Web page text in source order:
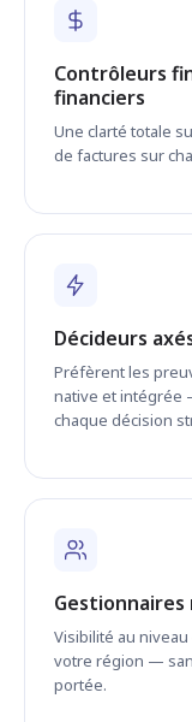
Contrôleurs
financiers
Une clarté totale
de factures sur
Décideurs
Préfèrent les
native et intégrée
chaque décision
Visibilité au
votre région —
portée.